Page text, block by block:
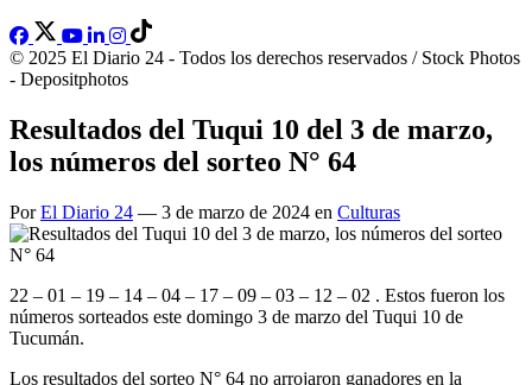
© 2025 El Diario 24 - Todos los derechos reservados / Stock Photos
- Depositphotos
Resultados del Tuqui 10 del 3 de marzo,
los números del sorteo N° 64
PorEl Diario 24 — 3 de marzo de 2024 en Culturas
22 – 01 – 19 – 14 – 04 – 17 – 09 – 03 – 12 – 02 . Estos fueron los
números sorteados este domingo 3 de marzo del Tuqui 10 de
Tucumán.
Los resultados del sorteo N° 64 no arrojaron ganadores en la